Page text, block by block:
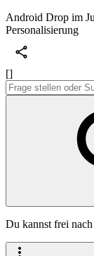
Android Drop im
Personalisierung
[]
Du kannst frei